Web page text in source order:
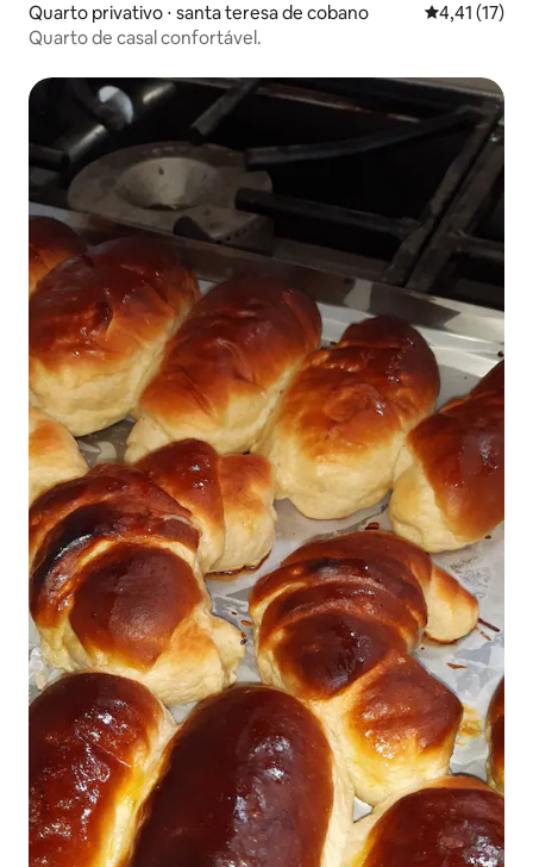
Quarto privativo ⋅ santa teresa de cobano 4,41 de uma
4,41 (17)
Quarto de casal confortável.